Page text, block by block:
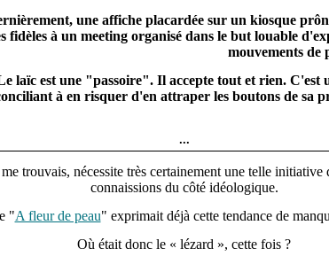
une affiche placardée sur un kiosque
fidèles à un meeting organisé dans le but louable
mouvements de
laïc est une "passoire". Il accepte tout et rien.
à en risquer d'en attraper les boutons de sa
...
trouvais, nécessite très certainement une telle initiative
connaissions du côté idéologique.
"A fleur de peau" exprimait déjà cette tendance de
Où était donc le « lézard », cette fois ?